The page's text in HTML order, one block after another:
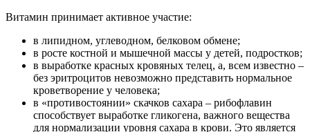
Витамин принимает активное участие:
в липидном, углеводном, белковом обмене;
в росте костной и мышечной массы у детей, подростков;
в выработке красных кровяных телец, а, всем известно –
без эритроцитов невозможно представить нормальное
кроветворение у человека;
в «противостоянии» скачков сахара – рибофлавин
способствует выработке гликогена, важного вещества
для нормализации уровня сахара в крови. Это является